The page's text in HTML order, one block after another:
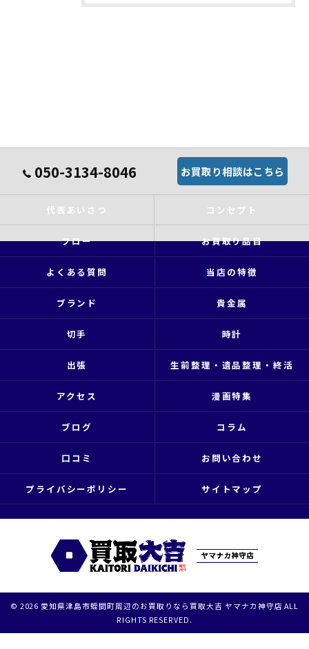
050-3134-8046 お買取り相談はこちら
代表あいさつ コンセプト
フロー お買取り品目
よくある質問 当店の特徴
ブランド 貴金属
切手 時計
出張 生前整理・遺品整理・終活
アクセス 漫画特集
ブログ コラム
口コミ お問い合わせ
プライバシーポリシー サイトマップ
© 2026 愛知県津島市蛭間町周辺のお買取りなら買取大吉 ヤマナカ神守店 ALL
RIGHTS RESERVED.